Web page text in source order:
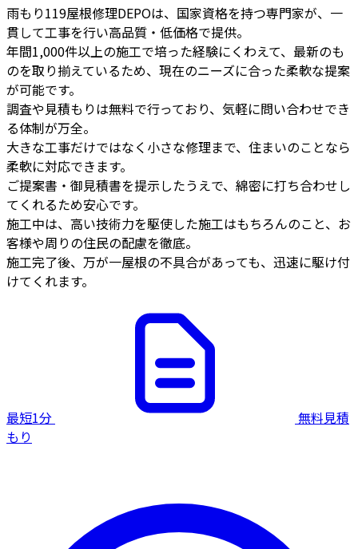
雨もり119屋根修理DEPOは、国家資格を持つ専門家が、一
貫して工事を行い高品質・低価格で提供。
年間1,000件以上の施工で培った経験にくわえて、最新のも
のを取り揃えているため、現在のニーズに合った柔軟な提案
が可能です。
調査や見積もりは無料で行っており、気軽に問い合わせでき
る体制が万全。
大きな工事だけではなく小さな修理まで、住まいのことなら
柔軟に対応できます。
ご提案書・御見積書を提示したうえで、綿密に打ち合わせし
てくれるため安心です。
施工中は、高い技術力を駆使した施工はもちろんのこと、お
客様や周りの住民の配慮を徹底。
施工完了後、万が一屋根の不具合があっても、迅速に駆け付
けてくれます。
最短1分
無料見積
もり